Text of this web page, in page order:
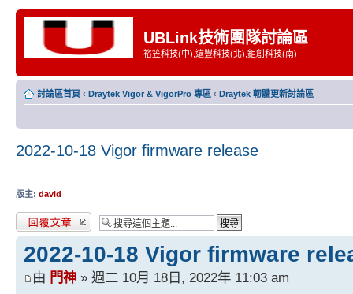
UBLink技術團隊討論區
裕笠科技(中),遠豐科技(北),鉅創科技(南)
討論區首頁 ‹ Draytek Vigor & VigorPro 專區 ‹ Draytek 軔體更新討論區
2022-10-18 Vigor firmware release
版主: david
發表回覆
2022-10-18 Vigor firmware
由 門神 » 週二 10月 18日, 2022年 11:03 am